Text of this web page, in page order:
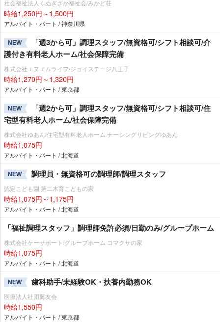
社会福祉法人くぬぎざか福祉会/みかど荘
時給1,250円～1,500円
アルバイト・パート / 神奈川県
NEW
「週3から可」調理スタッフ/無資格可/シフト相談可/介
護付き有料老人ホーム/社会保障完備
株式会社エヌエムライフ/ジョイステージ八王子
時給1,270円～1,320円
アルバイト・パート / 東京都
NEW
「週2から可」調理スタッフ/無資格可/シフト相談可/住
宅型有料老人ホーム/社会保障完備
株式会社ゆあん/住宅型有料老人ホーム ナーシングリビングゆあん
時給1,075円
アルバイト・パート / 北海道
NEW 調理員・無資格可の調理師/調理スタッフ
認定こども園 第二木育こどもの家
時給1,075円～1,175円
アルバイト・パート / 北海道
「福祉調理スタッフ」調理師免許必須/日勤のみ/グループホーム
株式会社ケーサポート/グループホーム コマクサの家
時給1,075円
アルバイト・パート / 北海道
NEW 歯科助手/未経験OK・扶養内勤務OK
医療法人社団翼友会
時給1,550円
アルバイト・パート / 東京都